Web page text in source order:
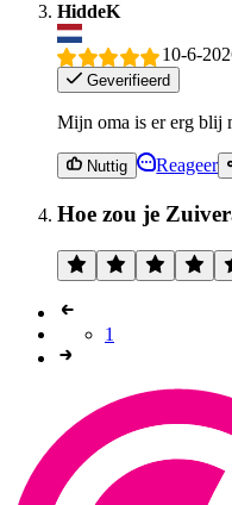
HiddeK
10-6-
Geverifieerd
Mijn oma is er erg blij
Nuttig Reageer
Hoe zou je
1